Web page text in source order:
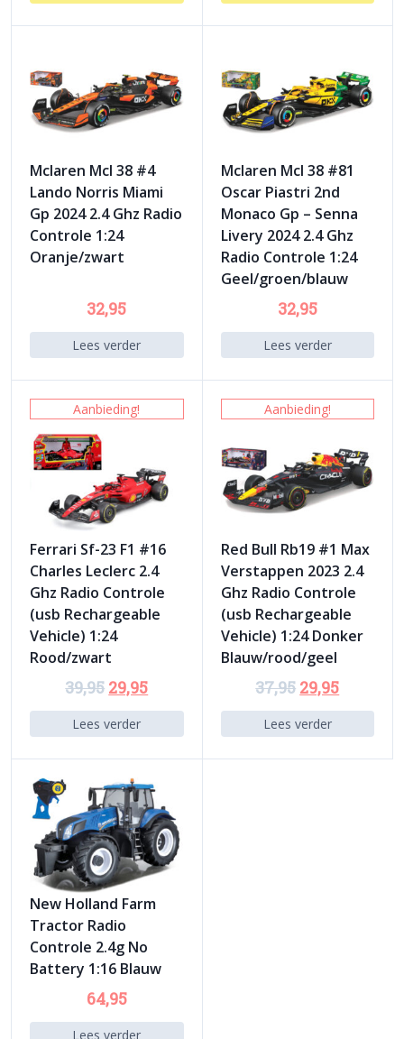
Mclaren Mcl 38 #4
Lando Norris Miami
Gp 2024 2.4 Ghz Radio
Controle 1:24
Oranje/zwart
32,95
Lees verder
Mclaren Mcl 38 #81
Oscar Piastri 2nd
Monaco Gp – Senna
Livery 2024 2.4 Ghz
Radio Controle 1:24
Geel/groen/blauw
32,95
Lees verder
Aanbieding!
Ferrari Sf-23 F1 #16
Charles Leclerc 2.4
Ghz Radio Controle
(usb Rechargeable
Vehicle) 1:24
Rood/zwart
39,95 29,95
Lees verder
Aanbieding!
Red Bull Rb19 #1 Max
Verstappen 2023 2.4
Ghz Radio Controle
(usb Rechargeable
Vehicle) 1:24 Donker
Blauw/rood/geel
37,95 29,95
Lees verder
New Holland Farm
Tractor Radio
Controle 2.4g No
Battery 1:16 Blauw
64,95
Lees verder